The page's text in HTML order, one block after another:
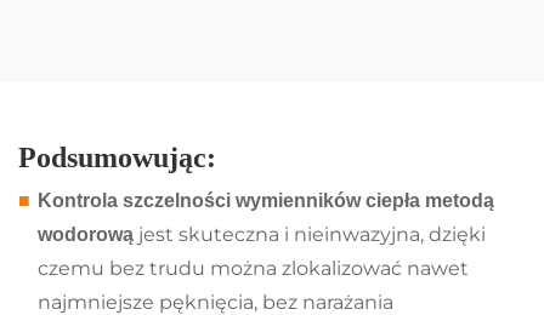
Podsumowując:
Kontrola szczelności wymienników ciepła metodą
wodorową jest skuteczna i nieinwazyjna, dzięki
czemu bez trudu można zlokalizować nawet
najmniejsze pęknięcia, bez narażania